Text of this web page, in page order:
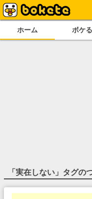
ホーム ボケる
「実在しない 」タグの